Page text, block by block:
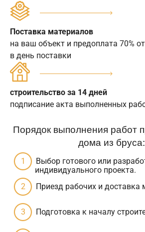
Поставка материалов
на ваш объект и предоплата 70%
в день поставки
строительство за 14 дней
подписание акта выполненных
Порядок выполнения работ
дома из бруса:
Выбор готового или
индивидуального проекта.
Приезд рабочих и доставка
Подготовка к началу